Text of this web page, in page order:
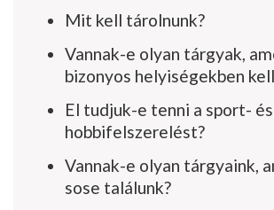
Mit kell tárolnunk?
Vannak-e olyan tárgyak,
bizonyos helyiségekben
El tudjuk-e tenni a sport- és
hobbifelszerelést?
Vannak-e olyan tárgyaink,
sose találunk?